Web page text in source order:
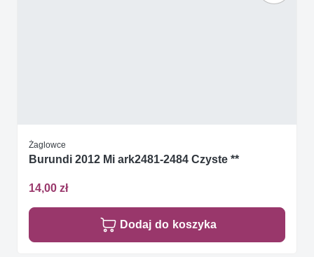
Żaglowce
Burundi 2012 Mi ark2481-2484 Czyste **
14,00 zł
Dodaj do koszyka